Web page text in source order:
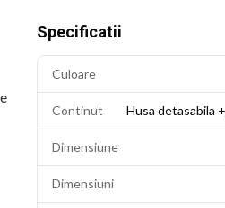
Specificatii
Culoare
Continut Husa detasabila
Dimensiune
Dimensiuni